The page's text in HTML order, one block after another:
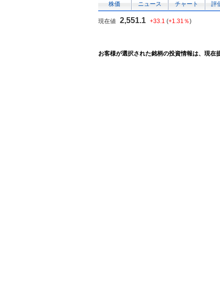
株価 ニュース チャート 評
現在値 2,551.1 +33.1 (+1.31％)
お客様が選択された銘柄の投資情報は、現在